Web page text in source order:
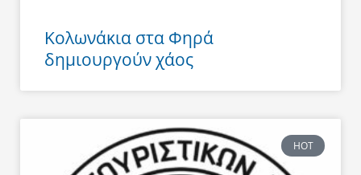
Κολωνάκια στα Φηρά
δημιουργούν χάος
HOT